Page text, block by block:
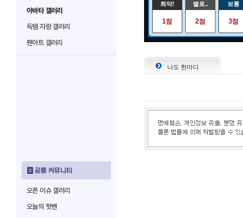
아바타 갤러리
득템 자랑 갤러리
팬아트 갤러리
공통 커뮤니티
오픈 이슈 갤러리
오늘의 핫벤
최악!
1점
별로..
2점
보통
3점
나도 한마디